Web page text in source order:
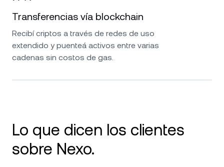
Transferencias vía blockchain
Recibí criptos a través de redes de uso
extendido y puenteá activos entre varias
cadenas sin costos de gas.
Lo que dicen los clientes
sobre Nexo.